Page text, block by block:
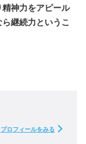
精神力をアピール
継続力というこ
プロフィールをみる